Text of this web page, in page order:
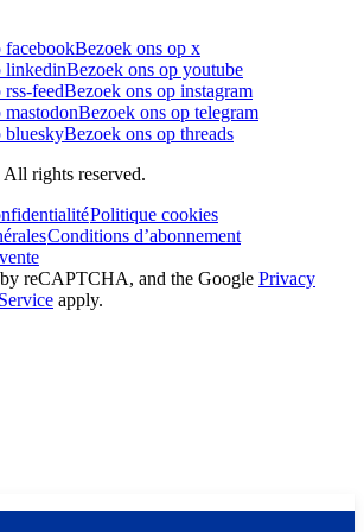
facebookBezoek ons op x
linkedinBezoek ons op youtube
feedBezoek ons op instagram
Bezoek ons op telegram
blueskyBezoek ons op threads
rights reserved.
Politique cookies
Conditions d’abonnement
reCAPTCHA, and the Google Privacy
apply.